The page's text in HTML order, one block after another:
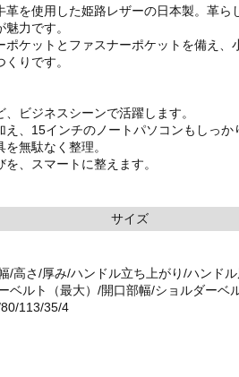
革を使用した姫路レザーの日本製。革ら
力です。
ポケットとファスナーポケットを備え、
りです。
ビジネスシーンで活躍します。
え、15インチのノートパソコンもしっか
無駄なく整理。
、スマートに整えます。
サイズ
/高さ/厚み/ハンドル立ち上がり/ハンド
ベルト（最大）/開口部幅/ショルダーベ
113/35/4